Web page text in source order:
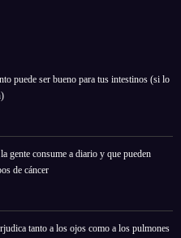
puede ser bueno para tus intestinos (si lo
gente consume a diario y que pueden
de cáncer
tanto a los ojos como a los pulmones